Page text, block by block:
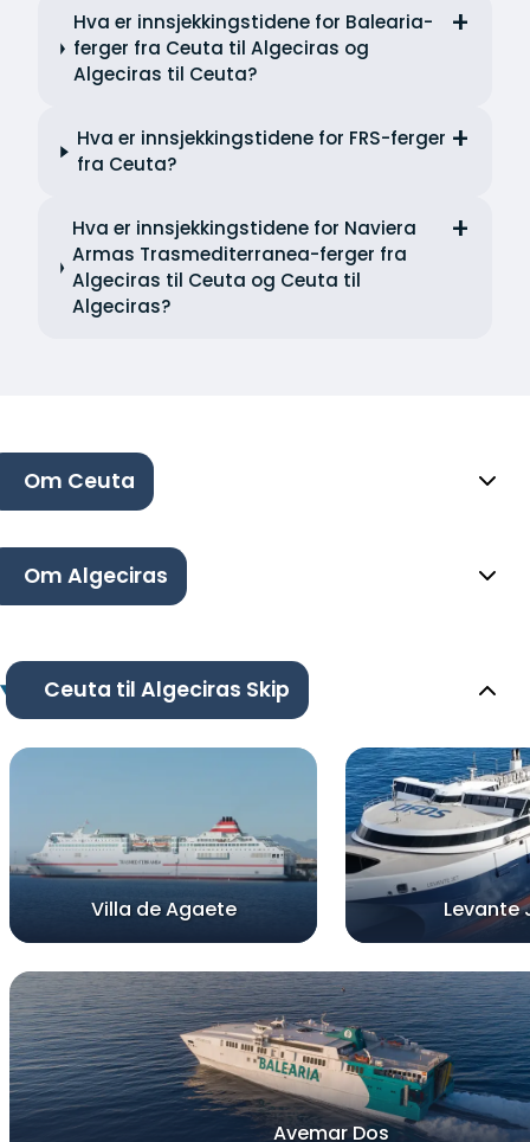
Hva er innsjekkingstidene for Balearia-
ferger fra Ceuta til Algeciras og
Algeciras til Ceuta?
Hva er innsjekkingstidene for FRS-ferger
fra Ceuta?
Hva er innsjekkingstidene for Naviera
Armas Trasmediterranea-ferger fra
Algeciras til Ceuta og Ceuta til
Algeciras?
Om Ceuta
Om Algeciras
Ceuta til Algeciras Skip
Villa de Agaete Levante
Avemar Dos